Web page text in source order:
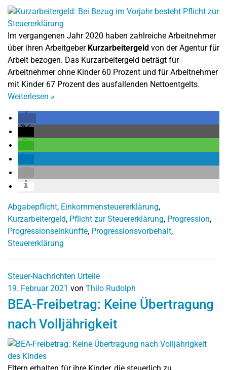
Im vergangenen Jahr 2020 haben zahlreiche Arbeitnehmer
über ihren Arbeitgeber Kurzarbeitergeld von der Agentur für
Arbeit bezogen. Das Kurzarbeitergeld beträgt für
Arbeitnehmer ohne Kinder 60 Prozent und für Arbeitnehmer
mit Kinder 67 Prozent des ausfallenden Nettoentgelts.
Weiterlesen »
Abgabepflicht, Einkommensteuererklärung,
Kurzarbeitergeld, Pflicht zur Steuererklärung, Progression,
Progressionseinkünfte, Progressionsvorbehalt,
Steuererklärung
Steuer-Nachrichten Urteile
19. Februar 2021 von Thilo Rudolph
BEA-Freibetrag: Keine Übertragung
nach Volljährigkeit